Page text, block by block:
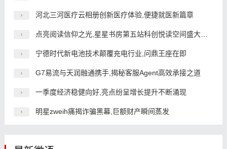
河北三河医疗云相册创新医疗体验,便捷就医新篇章
点亮阅读信仰之光,星星书房第五站科创悦读空间盛大启幕
宁德时代新电池技术颠覆充电行业,问鼎王座在即
G7易流与天润融通携手,揭秘客服Agent高效承接之道
一季度经济稳健向好,亮点纷呈增长提升不断涌现
明星zweih痛揭诈骗黑幕,巨额财产瞬间蒸发